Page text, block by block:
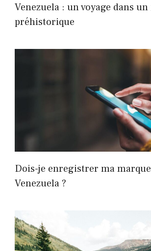
Venezuela : un voyage dans
préhistorique
Dois-je enregistrer ma
Venezuela ?